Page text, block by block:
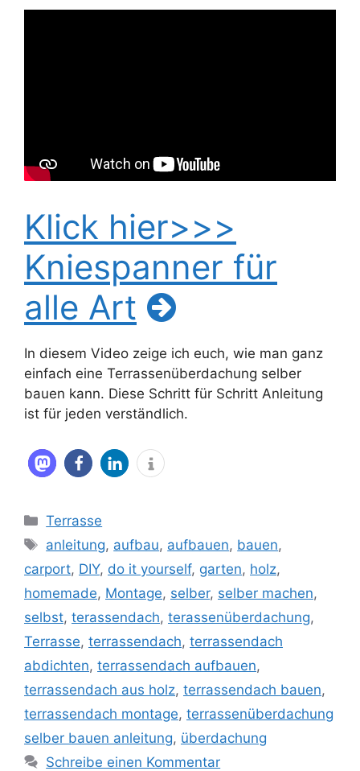
Klick hier>>>
Kniespanner für
alle Art
In diesem Video zeige ich euch, wie man ganz
einfach eine Terrassenüberdachung selber
bauen kann. Diese Schritt für Schritt Anleitung
ist für jeden verständlich.
Kategorien
Terrasse
Schlagwörter
anleitung, aufbau, aufbauen, bauen,
carport, DIY, do it yourself, garten, holz,
homemade, Montage, selber, selber machen,
selbst, terassendach, terassenüberdachung,
Terrasse, terrassendach, terrassendach
abdichten, terrassendach aufbauen,
terrassendach aus holz, terrassendach bauen,
terrassendach montage, terrassenüberdachung
selber bauen anleitung, überdachung
Schreibe einen Kommentar